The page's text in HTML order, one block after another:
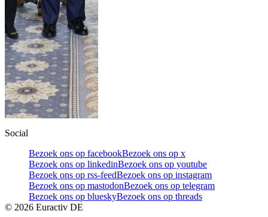
Social
Bezoek ons op facebookBezoek ons op x
Bezoek ons op linkedinBezoek ons op youtube
Bezoek ons op rss-feedBezoek ons op instagram
Bezoek ons op mastodonBezoek ons op telegram
Bezoek ons op blueskyBezoek ons op threads
© 2026 Euractiv DE